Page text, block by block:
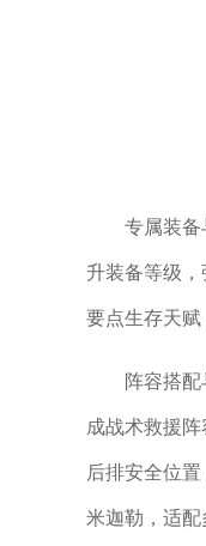
专属装
升装备等级
要点生存天
阵容搭
成战术救援
后排安全位
米迦勒，适配